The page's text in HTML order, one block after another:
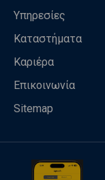
Υπηρεσίες
Καταστήματα
Καριέρα
Επικοινωνία
Sitemap